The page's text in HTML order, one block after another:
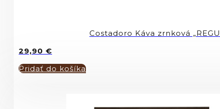
Costadoro Káva zrnková
29,90 €
Pridať do košíka